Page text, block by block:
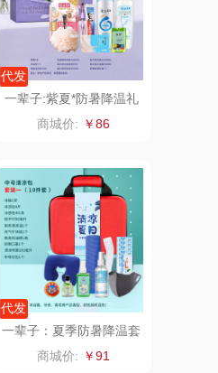
代发
一辈子:紫夏*防暑降温礼
盒夏季员工福利高温慰问
品
商城价: ￥86
代发
一辈子：夏季防暑降温套
装手提清凉礼包（手提
箱）
商城价: ￥91